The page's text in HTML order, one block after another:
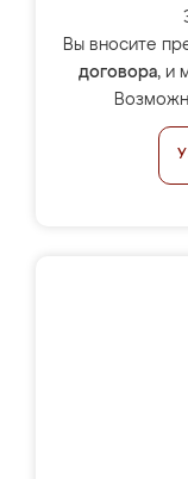
Вы вносите
договора, и